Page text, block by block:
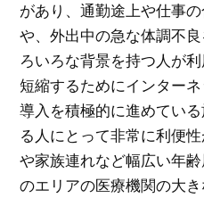
があり、通勤途上や仕事
や、外出中の急な体調不
ろいろな背景を持つ人が
短縮するためにインター
導入を積極的に進めてい
る人にとって非常に利便
や家族連れなど幅広い年
のエリアの医療機関の大き